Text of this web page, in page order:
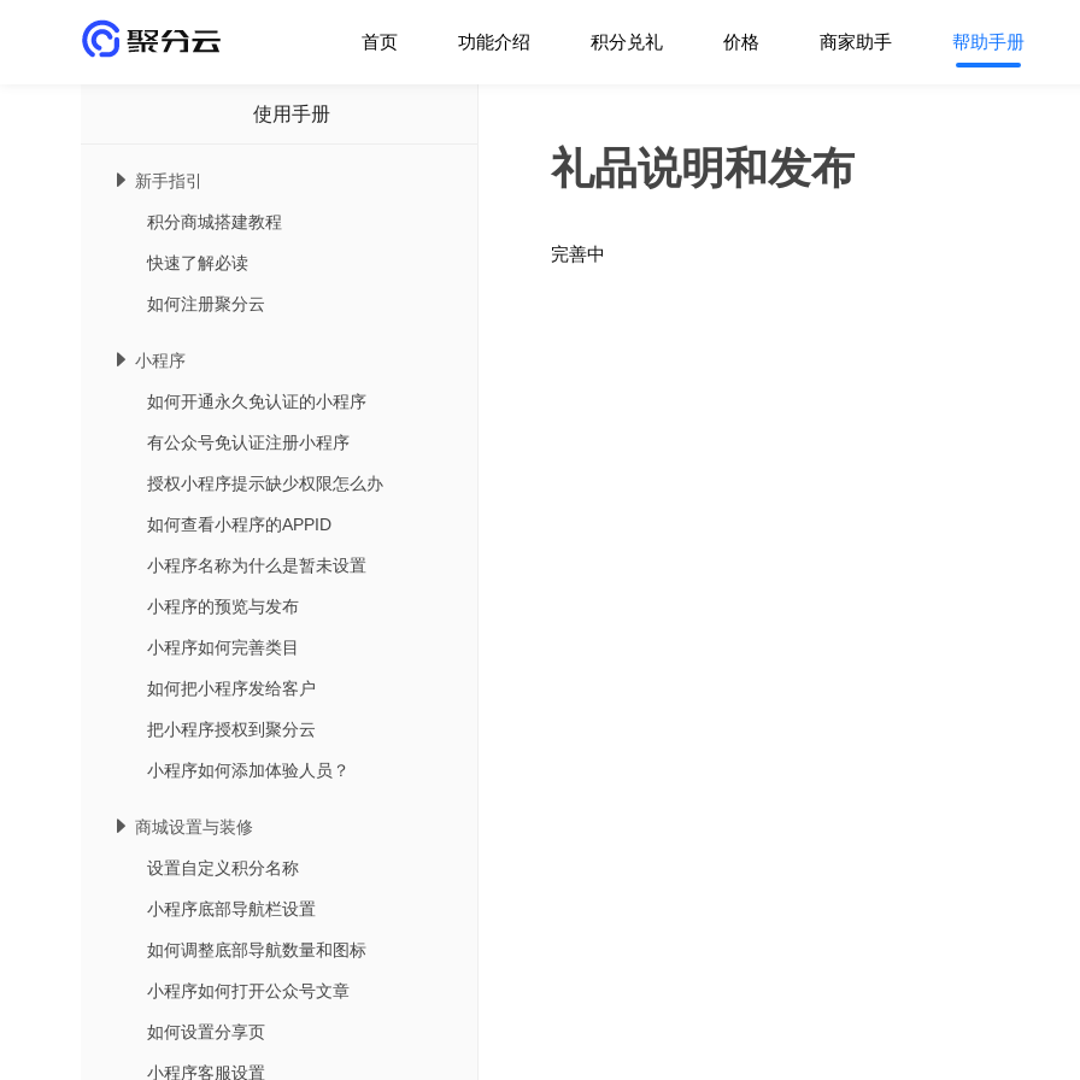
首页 功能介绍 积分兑礼 价格 商家助手 帮助手册
使用手册
新手指引
积分商城搭建教程
快速了解必读
如何注册聚分云
小程序
如何开通永久免认证的小程序
有公众号免认证注册小程序
授权小程序提示缺少权限怎么办
如何查看小程序的APPID
小程序名称为什么是暂未设置
小程序的预览与发布
小程序如何完善类目
如何把小程序发给客户
把小程序授权到聚分云
小程序如何添加体验人员？
商城设置与装修
设置自定义积分名称
小程序底部导航栏设置
如何调整底部导航数量和图标
小程序如何打开公众号文章
如何设置分享页
小程序客服设置
礼品说明和发布
完善中